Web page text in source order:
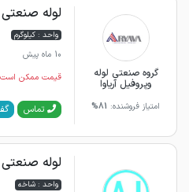
گروه صنعتی لوله
وپروفیل آریاوا
امتیاز فروشنده: 81%
لوله صنعتی سایز 1/
واحد : کیلوگرم
10 ماه پیش
قیمت ممکن است
تماس
لوله صنعتی سایز 1/
واحد : شاخه